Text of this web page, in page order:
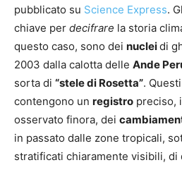
pubblicato su Science Express.
chiave per decifrare la storia
questo caso, sono dei nucleidi
2003 dalla calotta delle Ande
sorta di “stele di Rosetta”.
contengono un registro preciso,
osservato finora, dei
in passato dalle zone tropicali,
stratificati chiaramente visibili, di